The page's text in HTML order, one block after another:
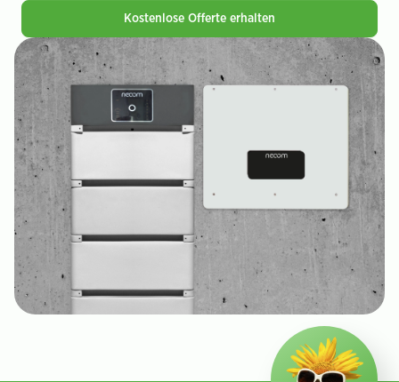
Kostenlose Offerte erhalten